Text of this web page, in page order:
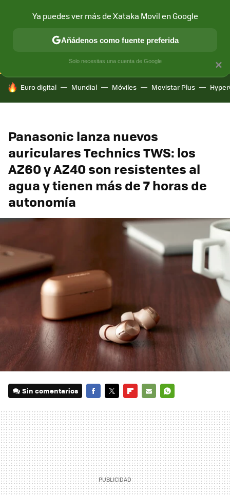
CONECTIVIDAD MÓVIL Y SOCIEDAD APLICACIONES
HOY SE HABLA DE
Euro digital Mundial Móviles Movistar Plus
Panasonic lanza nuevos
auriculares Technics TWS: los
AZ60 y AZ40 son resistentes al
agua y tienen más de 7 horas de
autonomía
Sin comentarios
MAIL
×
Ya puedes ver más de Xataka Movil en Google
Añádenos como fuente preferida
Solo necesitas una cuenta de Google